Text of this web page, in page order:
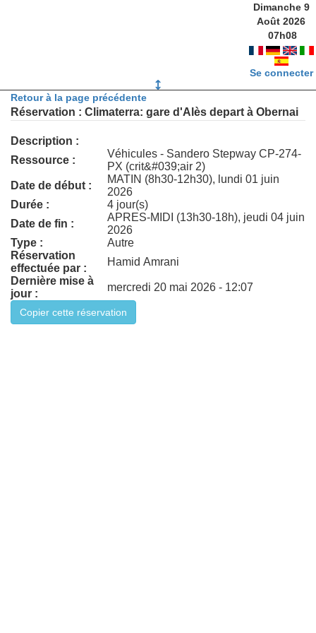
Dimanche 9
Août 2026
07h08
Se connecter
Retour à la page précédente
Réservation : Climaterra: gare d'Alès depart à Obernai
Description :
Ressource :
Véhicules - Sandero Stepway CP-274-
PX (crit&#039;air 2)
Date de début :
MATIN (8h30-12h30), lundi 01 juin
2026
Durée :
4 jour(s)
Date de fin :
APRES-MIDI (13h30-18h), jeudi 04 juin
2026
Type :
Autre
Réservation
effectuée par :
Hamid Amrani
Dernière mise à
jour :
mercredi 20 mai 2026 - 12:07